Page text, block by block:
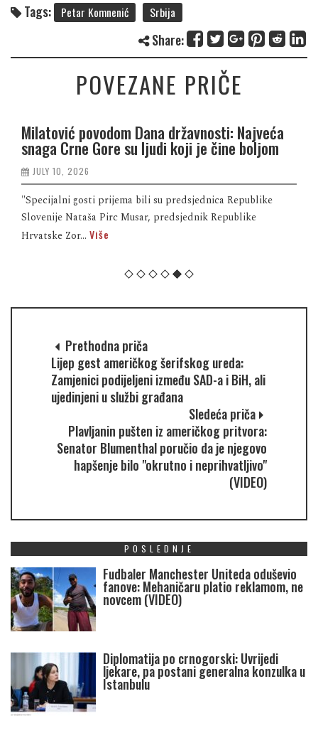
Tags: Petar Komnenić Srbija
Share:
POVEZANE PRIČE
Milatović povodom Dana državnosti: Najveća
snaga Crne Gore su ljudi koji je čine boljom
JULY 10, 2026
"Specijalni gosti prijema bili su predsjednica Republike
Slovenije Nataša Pirc Musar, predsjednik Republike
Hrvatske Zor... Više
Prethodna priča
Lijep gest američkog šerifskog ureda:
Zamjenici podijeljeni između SAD-a i BiH, ali
ujedinjeni u službi građana
Sledeća priča
Plavljanin pušten iz američkog pritvora:
Senator Blumenthal poručio da je njegovo
hapšenje bilo "okrutno i neprihvatljivo"
(VIDEO)
POSLEDNJE
Fudbaler Manchester Uniteda oduševio
fanove: Mehaničaru platio reklamom, ne
novcem (VIDEO)
Diplomatija po crnogorski: Uvrijedi
ljekare, pa postani generalna konzulka u
Istanbulu